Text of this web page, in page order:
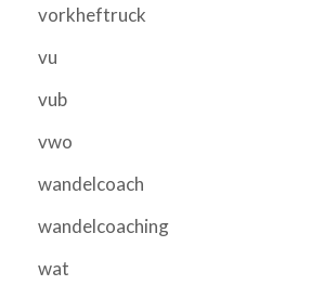
vorkheftruck
vu
vub
vwo
wandelcoach
wandelcoaching
wat